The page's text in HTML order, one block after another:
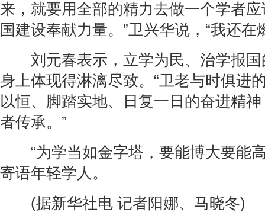
来，就要用全部的精力去做一个学者
国建设奉献力量。”卫兴华说，“我还在
刘元春表示，立学为民、治学报国
身上体现得淋漓尽致。“卫老与时俱进
以恒、脚踏实地、日复一日的奋进精
者传承。”
“为学当如金字塔，要能博大要能高
寄语年轻学人。
(据新华社电 记者阳娜、马晓冬)